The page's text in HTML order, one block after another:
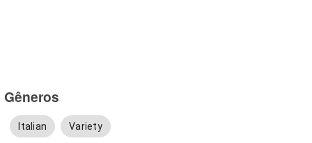
Gêneros
Italian Variety